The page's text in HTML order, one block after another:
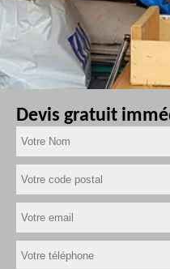
Devis gratuit